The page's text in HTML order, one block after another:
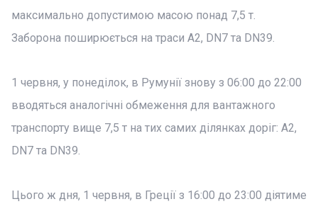
максимально допустимою масою понад 7,5 т.
Заборона поширюється на траси A2, DN7 та DN39.
1 червня, у понеділок, в Румунії знову з 06:00 до 22:00
вводяться аналогічні обмеження для вантажного
транспорту вище 7,5 т на тих самих ділянках доріг: A2,
DN7 та DN39.
Цього ж дня, 1 червня, в Греції з 16:00 до 23:00 діятиме